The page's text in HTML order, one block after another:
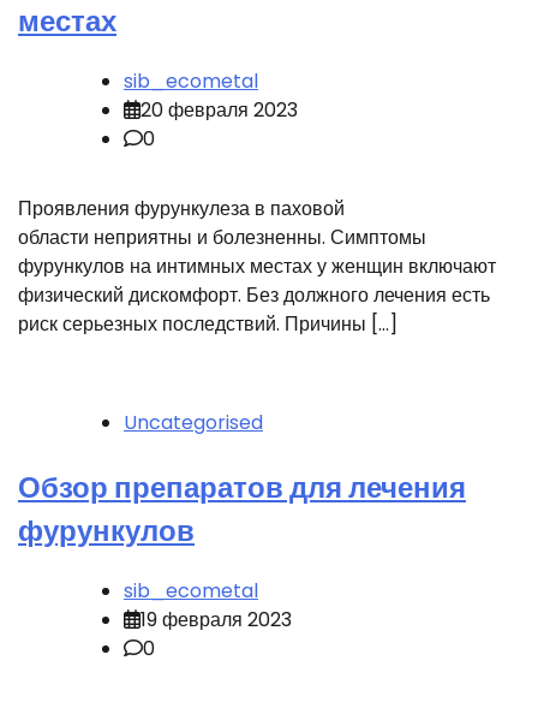
местах
sib_ecometal
20 февраля 2023
0
Проявления фурункулеза в паховой
области неприятны и болезненны. Симптомы
фурункулов на интимных местах у женщин включают
физический дискомфорт. Без должного лечения есть
риск серьезных последствий. Причины […]
Uncategorised
Обзор препаратов для лечения
фурункулов
sib_ecometal
19 февраля 2023
0